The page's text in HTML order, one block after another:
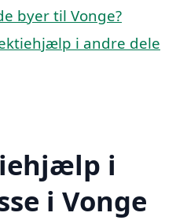
byer til Vonge?
i andre dele
i
i Vonge